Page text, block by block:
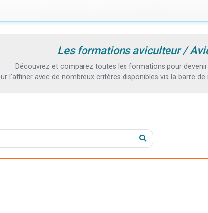
Les formations aviculteur /
Découvrez et comparez toutes les formations pour devenir
l'affiner avec de nombreux critères disponibles via la barre de